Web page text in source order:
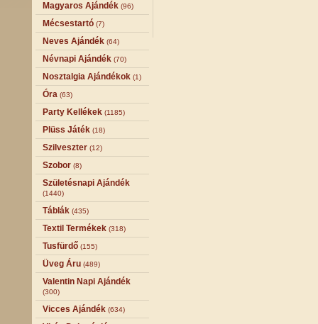
Magyaros Ajándék (96)
Mécsestartó (7)
Neves Ajándék (64)
Névnapi Ajándék (70)
Nosztalgia Ajándékok (1)
Óra (63)
Party Kellékek (1185)
Plüss Játék (18)
Szilveszter (12)
Szobor (8)
Születésnapi Ajándék
(1440)
Táblák (435)
Textil Termékek (318)
Tusfürdő (155)
Üveg Áru (489)
Valentin Napi Ajándék
(300)
Vicces Ajándék (634)